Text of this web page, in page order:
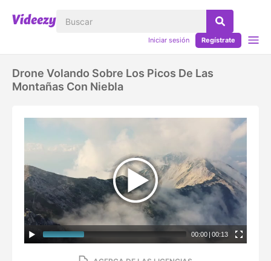
Iniciar sesión Regístrate
Drone Volando Sobre Los Picos De Las
Montañas Con Niebla
00:00 | 00:13